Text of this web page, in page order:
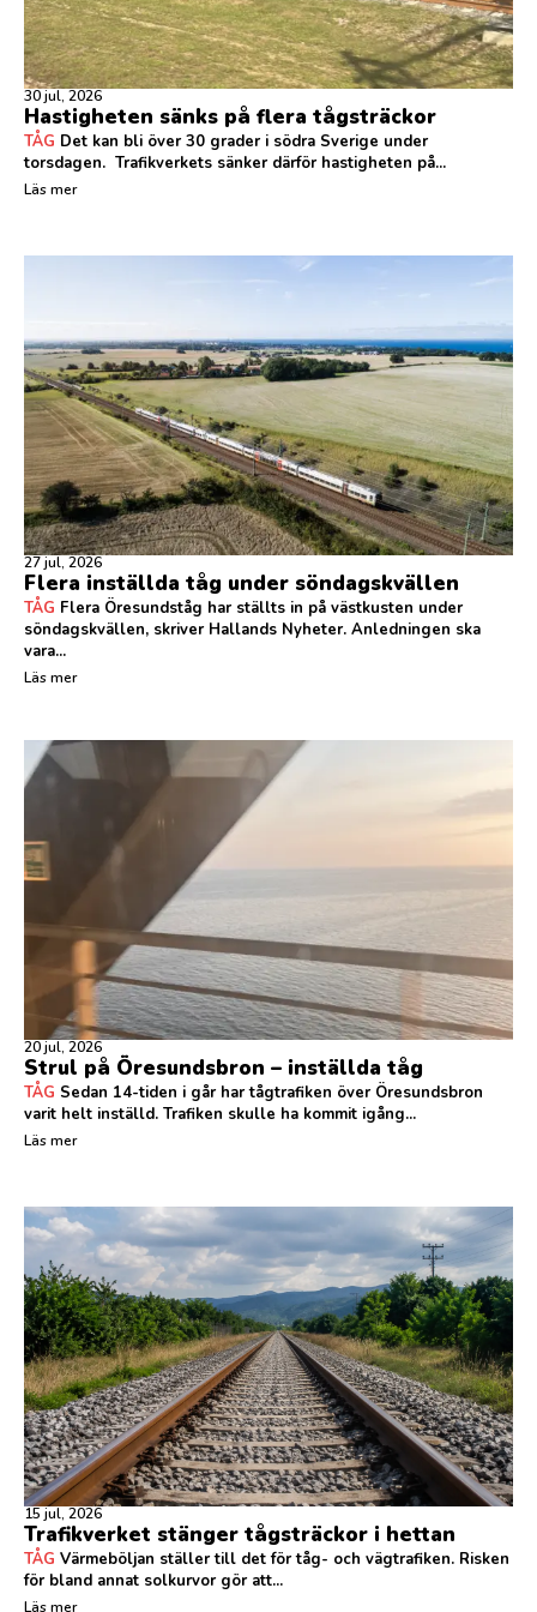
30 jul, 2026
Hastigheten sänks på flera tågsträckor
TÅG Det kan bli över 30 grader i södra Sverige under
torsdagen. Trafikverkets sänker därför hastigheten på...
Läs mer
27 jul, 2026
Flera inställda tåg under söndagskvällen
TÅG Flera Öresundståg har ställts in på västkusten under
söndagskvällen, skriver Hallands Nyheter. Anledningen ska
vara...
Läs mer
20 jul, 2026
Strul på Öresundsbron – inställda tåg
TÅG Sedan 14-tiden i går har tågtrafiken över Öresundsbron
varit helt inställd. Trafiken skulle ha kommit igång...
Läs mer
15 jul, 2026
Trafikverket stänger tågsträckor i hettan
TÅG Värmeböljan ställer till det för tåg- och vägtrafiken. Risken
för bland annat solkurvor gör att...
Läs mer